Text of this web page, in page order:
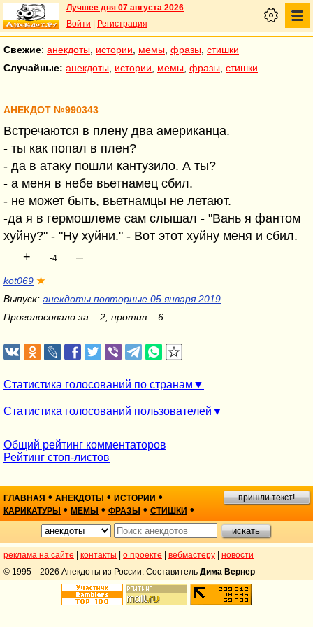
Лучшее дня 07 августа 2026
Войти
Регистрация
Свежие: анекдоты истории мемы фразы стишки
Случайные: анекдоты истории мемы фразы стишки
АНЕКДОТ №990343
Встречаются в плену два американца.
- ты как попал в плен?
- да в атаку пошли кантузило. А ты?
- а меня в небе вьетнамец сбил.
- не может быть, вьетнамцы не летают.
-да я в гермошлеме сам слышал - "Вань я фантом
хуйну?" - "Ну хуйни." - Вот этот хуйну меня и сбил.
+
-4 –
kot069 ★
Выпуск: анекдоты повторные 05 января 2019
Проголосовало за – 2, против – 6
Статистика голосований по странам
Статистика голосований пользователей
Общий рейтинг комментаторов
Рейтинг стоп-листов
ГЛАВНАЯ • АНЕКДОТЫ • ИСТОРИИ •
КАРИКАТУРЫ • МЕМЫ • ФРАЗЫ • СТИШКИ •
пришли текст!
реклама на сайте контакты о проекте вебмастеру
новости
© 1995—2026 Анекдоты из России. Составитель Дима Вернер